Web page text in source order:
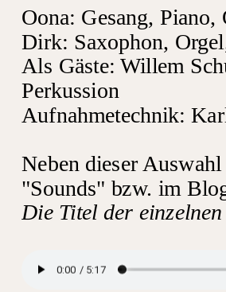
Oona: Gesang, Piano,
Dirk: Saxophon,
Als Gäste: Willem
Perkussion
Aufnahmetechnik:
Neben dieser
"Sounds" bzw. im
Die Titel der